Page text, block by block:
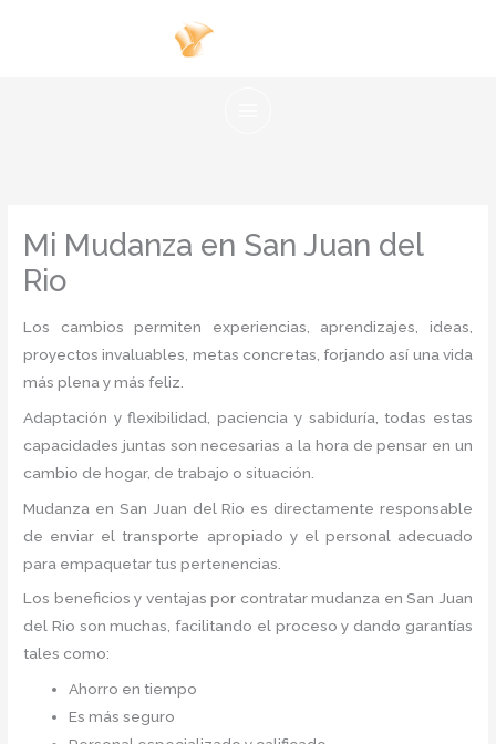
Mi Mudanza en San Juan del
Rio
Los cambios permiten experiencias, aprendizajes, ideas,
proyectos invaluables, metas concretas, forjando así una vida
más plena y más feliz.
Adaptación y flexibilidad, paciencia y sabiduría, todas estas
capacidades juntas son necesarias a la hora de pensar en un
cambio de hogar, de trabajo o situación.
Mudanza en San Juan del Rio es directamente responsable
de enviar el transporte apropiado y el personal adecuado
para empaquetar tus pertenencias.
Los beneficios y ventajas por contratar mudanza en San Juan
del Rio son muchas, facilitando el proceso y dando garantías
tales como:
Ahorro en tiempo
Es más seguro